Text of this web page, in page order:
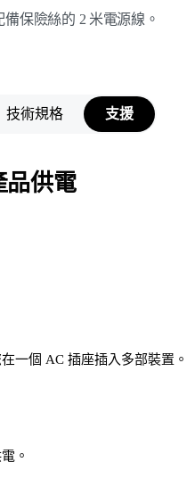
保險絲的 2 米電源線。
技術規格 支援
品供電
一個 AC 插座插入多部裝置。
。